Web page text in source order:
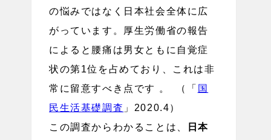
の悩みではなく日本社会全体に広
がっています。厚生労働省の報告
によると腰痛は男女ともに自覚症
状の第1位を占めており、これは非
常に留意すべき点です 。 （「 国
民生活基礎調査 」2020.4）
この調査からわかることは、
日本